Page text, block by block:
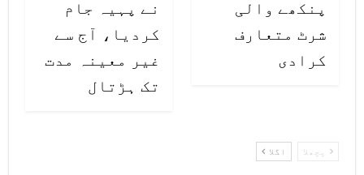
پنکھے والی
شرٹ متعارف
کرادی
نے پہیہ جام
کردیا، آج سے
غیر معینہ مدت
تک ہڑتال
پچھلا اگلا